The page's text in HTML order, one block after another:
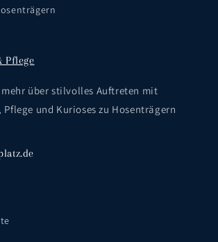
Pflege
mehr über stilvolles Auftreten mit
und Kurioses zu Hosenträgern